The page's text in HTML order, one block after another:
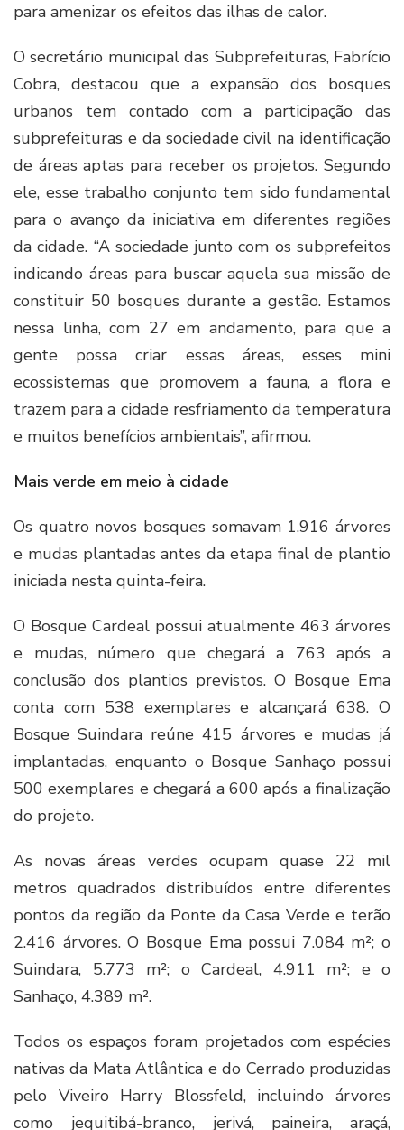
para amenizar os efeitos das ilhas de calor.
O secretário municipal das Subprefeituras, Fabrício
Cobra, destacou que a expansão dos bosques
urbanos tem contado com a participação das
subprefeituras e da sociedade civil na identificação
de áreas aptas para receber os projetos. Segundo
ele, esse trabalho conjunto tem sido fundamental
para o avanço da iniciativa em diferentes regiões
da cidade. “A sociedade junto com os subprefeitos
indicando áreas para buscar aquela sua missão de
constituir 50 bosques durante a gestão. Estamos
nessa linha, com 27 em andamento, para que a
gente possa criar essas áreas, esses mini
ecossistemas que promovem a fauna, a flora e
trazem para a cidade resfriamento da temperatura
e muitos benefícios ambientais”, afirmou.
Mais verde em meio à cidade
Os quatro novos bosques somavam 1.916 árvores
e mudas plantadas antes da etapa final de plantio
iniciada nesta quinta-feira.
O Bosque Cardeal possui atualmente 463 árvores
e mudas, número que chegará a 763 após a
conclusão dos plantios previstos. O Bosque Ema
conta com 538 exemplares e alcançará 638. O
Bosque Suindara reúne 415 árvores e mudas já
implantadas, enquanto o Bosque Sanhaço possui
500 exemplares e chegará a 600 após a finalização
do projeto.
As novas áreas verdes ocupam quase 22 mil
metros quadrados distribuídos entre diferentes
pontos da região da Ponte da Casa Verde e terão
2.416 árvores. O Bosque Ema possui 7.084 m²; o
Suindara, 5.773 m²; o Cardeal, 4.911 m²; e o
Sanhaço, 4.389 m².
Todos os espaços foram projetados com espécies
nativas da Mata Atlântica e do Cerrado produzidas
pelo Viveiro Harry Blossfeld, incluindo árvores
como jequitibá-branco, jerivá, paineira, araçá,